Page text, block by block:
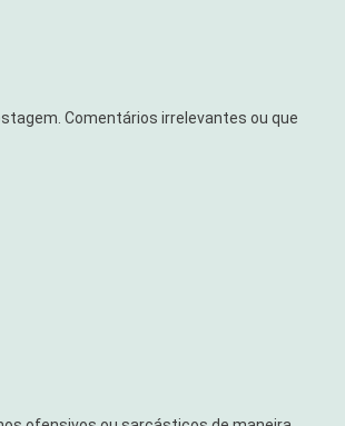
Comentários irrelevantes ou que